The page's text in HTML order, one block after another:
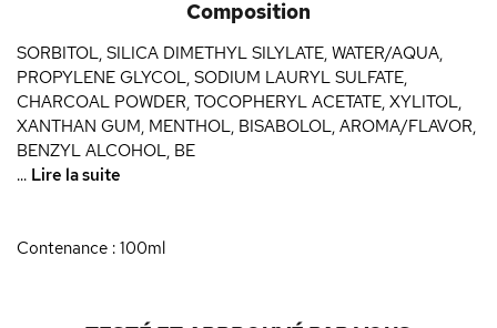
Composition
SORBITOL, SILICA DIMETHYL SILYLATE, WATER/AQUA,
PROPYLENE GLYCOL, SODIUM LAURYL SULFATE,
CHARCOAL POWDER, TOCOPHERYL ACETATE, XYLITOL,
XANTHAN GUM, MENTHOL, BISABOLOL, AROMA/FLAVOR,
BENZYL ALCOHOL, BE
... Lire la suite
Contenance : 100ml